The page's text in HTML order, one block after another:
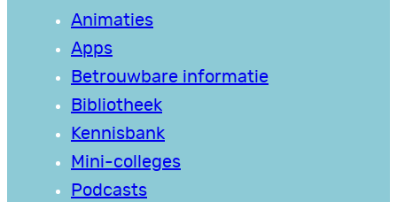
Animaties
Apps
Betrouwbare informatie
Bibliotheek
Kennisbank
Mini-colleges
Podcasts